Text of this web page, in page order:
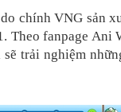
chính VNG sản
Theo fanpage Ani
trải nghiệm